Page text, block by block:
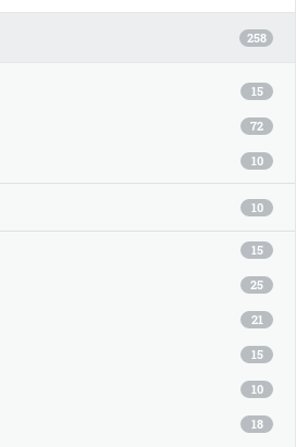
258
15
72
10
10
15
25
21
15
10
18